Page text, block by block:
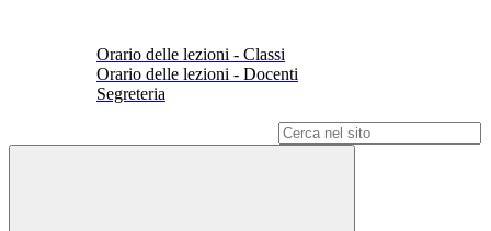
Orario delle lezioni - Classi
Orario delle lezioni - Docenti
Segreteria